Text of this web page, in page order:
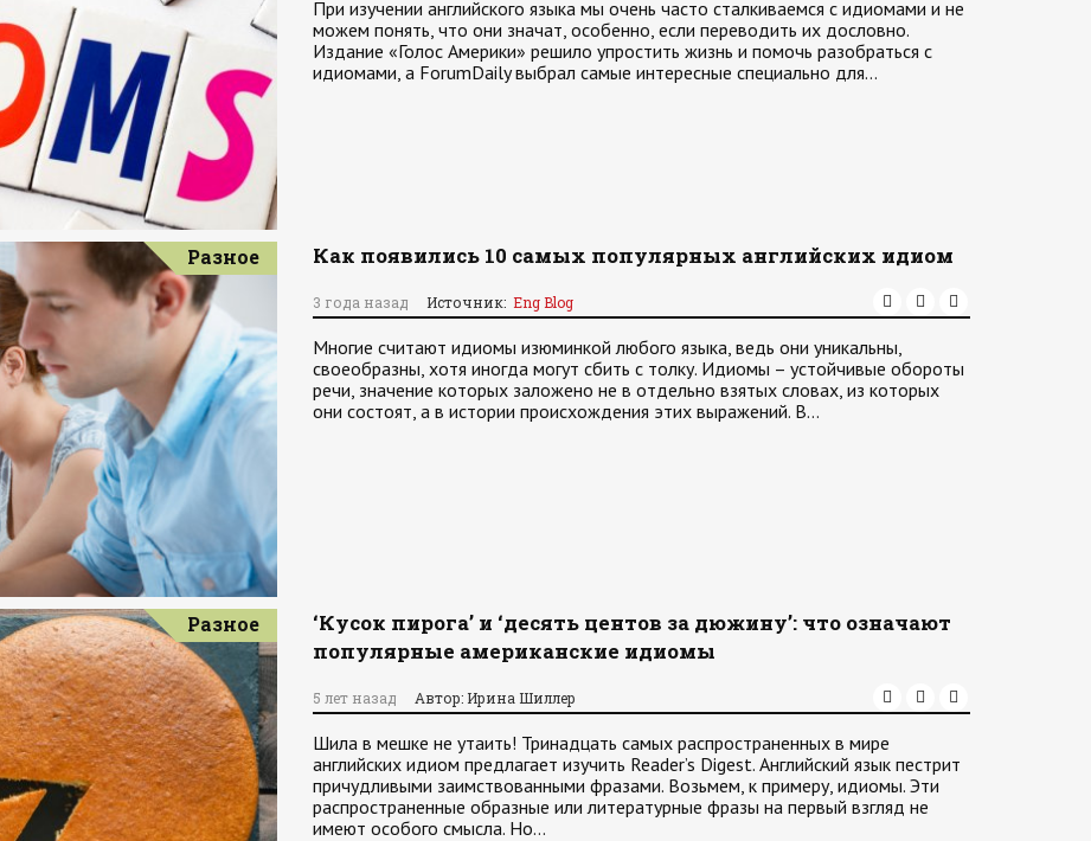
При изучении английского языка мы очень часто сталкиваемся с идиомами и не
можем понять, что они значат, особенно, если переводить их дословно.
Издание «Голос Америки» решило упростить жизнь и помочь разобраться с
идиомами, а ForumDaily выбрал самые интересные специально для…
Разное Как появились 10 самых популярных английских идиом
3 года назад Источник: Eng Blog
Многие считают идиомы изюминкой любого языка, ведь они уникальны,
своеобразны, хотя иногда могут сбить с толку. Идиомы – устойчивые обороты
речи, значение которых заложено не в отдельно взятых словах, из которых
они состоят, а в истории происхождения этих выражений. В…
Разное
‘Кусок пирога’ и ‘десять центов за дюжину’: что означают
популярные американские идиомы
5 лет назад Автор: Ирина Шиллер
Шила в мешке не утаить! Тринадцать самых распространенных в мире
английских идиом предлагает изучить Reader’s Digest. Английский язык пестрит
причудливыми заимствованными фразами. Возьмем, к примеру, идиомы. Эти
распространенные образные или литературные фразы на первый взгляд не
имеют особого смысла. Но…